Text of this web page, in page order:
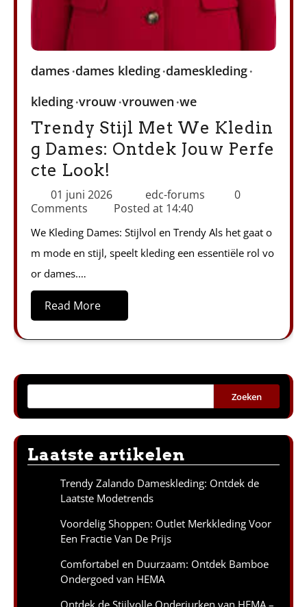
dames dames kleding dameskleding
kleding vrouw vrouwen we
Trendy Stijl Met We Kledin
g Dames: Ontdek Jouw Perfe
cte Look!
01 juni 2026 edc-forums
0
Comments
Posted at 14:40
We Kleding Dames: Stijlvol en Trendy Als het gaat o
m mode en stijl, speelt kleding een essentiële rol vo
or dames.…
Read More
Zoeken
Laatste artikelen
Trendy Zalando Dameskleding: Ontdek de
Laatste Modetrends
Voordelig Shoppen: Outlet Merkkleding Voor
Een Fractie Van De Prijs
Comfortabel en Duurzaam: Ontdek Bamboe
Ondergoed van HEMA
Ontdek de Stijlvolle Onderjurken van HEMA –